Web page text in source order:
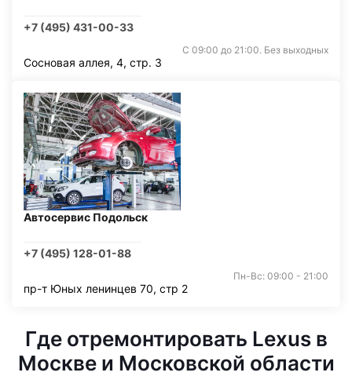
+7 (495) 431-00-33
С 09:00 до 21:00. Без выходных
Сосновая аллея, 4, стр. 3
Автосервис Подольск
+7 (495) 128-01-88
Пн-Вс: 09:00 - 21:00
пр-т Юных ленинцев 70, стр 2
Где отремонтировать Lexus в
Москве и Московской области